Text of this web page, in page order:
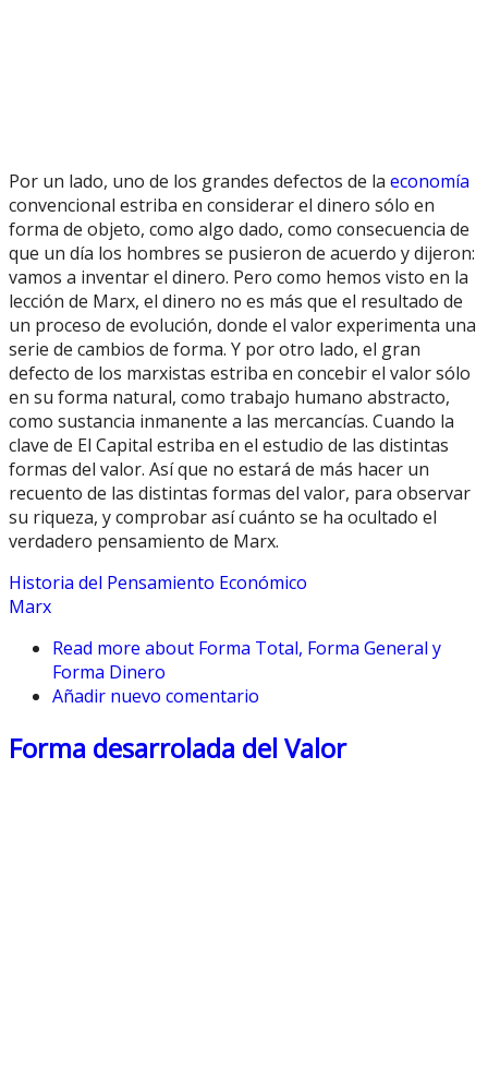
Por un lado, uno de los grandes defectos de la economía
convencional estriba en considerar el dinero sólo en
forma de objeto, como algo dado, como consecuencia de
que un día los hombres se pusieron de acuerdo y dijeron:
vamos a inventar el dinero. Pero como hemos visto en la
lección de Marx, el dinero no es más que el resultado de
un proceso de evolución, donde el valor experimenta una
serie de cambios de forma. Y por otro lado, el gran
defecto de los marxistas estriba en concebir el valor sólo
en su forma natural, como trabajo humano abstracto,
como sustancia inmanente a las mercancías. Cuando la
clave de El Capital estriba en el estudio de las distintas
formas del valor. Así que no estará de más hacer un
recuento de las distintas formas del valor, para observar
su riqueza, y comprobar así cuánto se ha ocultado el
verdadero pensamiento de Marx.
Historia del Pensamiento Económico
Marx
Read more about Forma Total, Forma General y
Forma Dinero
Añadir nuevo comentario
Forma desarrolada del Valor